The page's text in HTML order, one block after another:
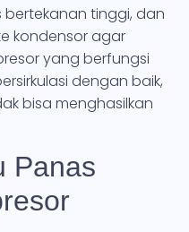
tinggi, dan
kondensor agar
yang berfungsi
dengan baik,
bisa menghasilkan
Panas